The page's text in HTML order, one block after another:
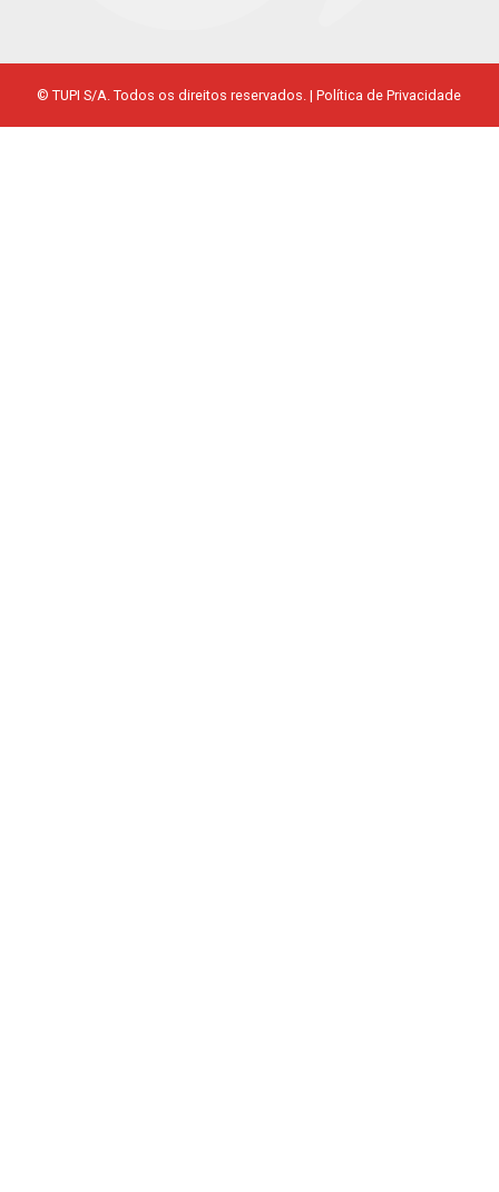
© TUPI S/A. Todos os direitos reservados. |Política de Privacidade